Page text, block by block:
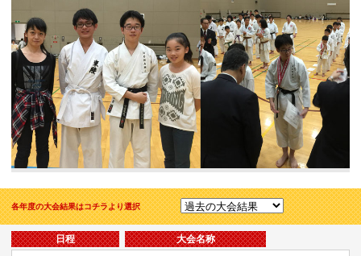
各年度の大会結果はコチラより選択
日程 大会名称